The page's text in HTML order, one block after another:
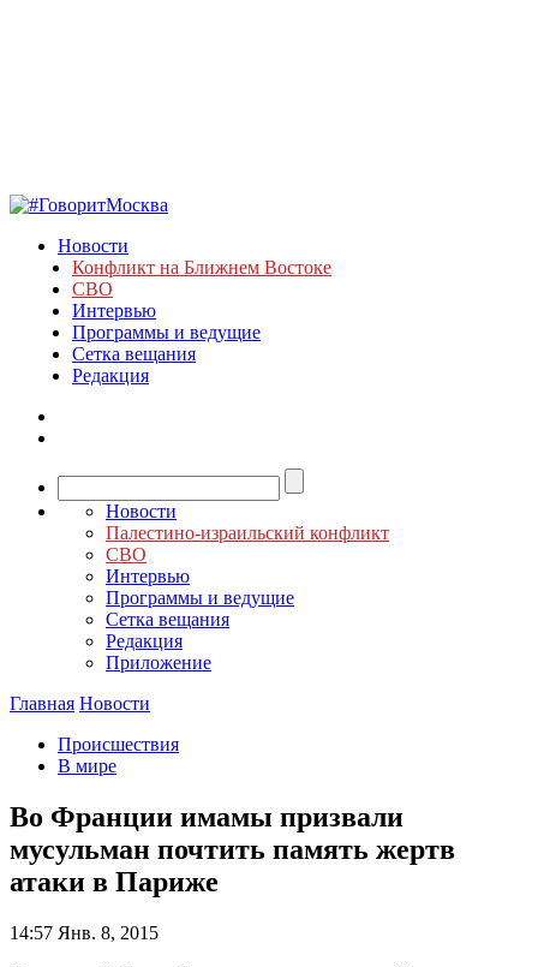
Новости
Конфликт на Ближнем Востоке
СВО
Интервью
Программы и ведущие
Сетка вещания
Редакция
Новости
Палестино-израильский конфликт
СВО
Интервью
Программы и ведущие
Сетка вещания
Редакция
Приложение
Главная Новости
Происшествия
В мире
Во Франции имамы призвали
мусульман почтить память жертв
атаки в Париже
14:57 Янв. 8, 2015